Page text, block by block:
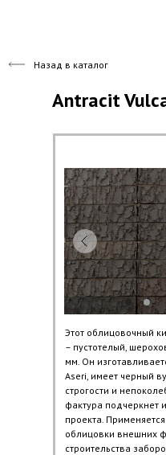
Antracit
Этот облицовочный
– пустотелый,
мм. Он
Aseri, имеет черный
строгости и
фактура подчеркнет
проекта.
облицовки внешних
строительства
Назад в каталог